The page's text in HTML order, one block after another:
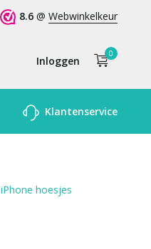
8.6 @ Webwinkelkeur
Inloggen
Account
0
Klantenservice
hoesjes